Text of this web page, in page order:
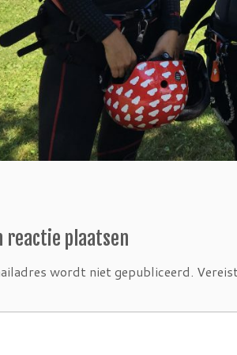
reactie plaatsen
wordt niet gepubliceerd.